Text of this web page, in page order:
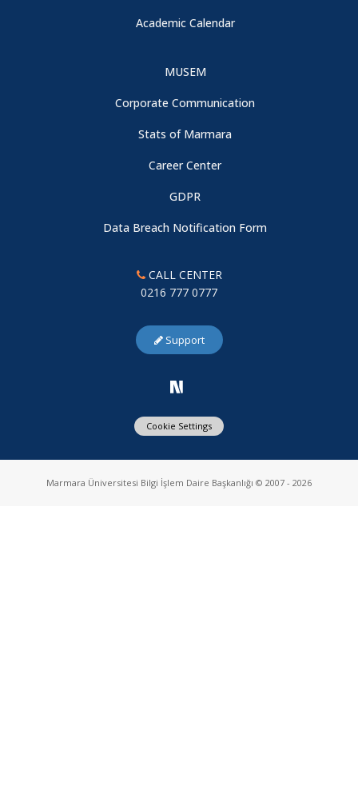
Academic Calendar
MUSEM
Corporate Communication
Stats of Marmara
Career Center
GDPR
Data Breach Notification Form
CALL CENTER
0216 777 0777
Support
Cookie Settings
Marmara Üniversitesi Bilgi İşlem Daire Başkanlığı © 2007 - 2026